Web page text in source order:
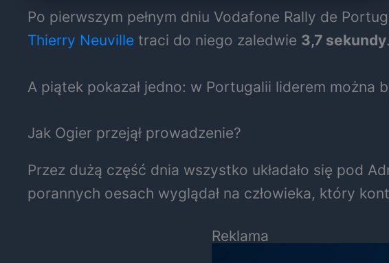
Po pierwszym pełnym dniu Vodafone Rally de
Thierry Neuville traci do niego zaledwie 3,7 sekundy
A piątek pokazał jedno: w Portugalii liderem można
Jak Ogier przejął prowadzenie?
Przez dużą część dnia wszystko układało się pod
porannych oesach wyglądał na człowieka, który
Reklama